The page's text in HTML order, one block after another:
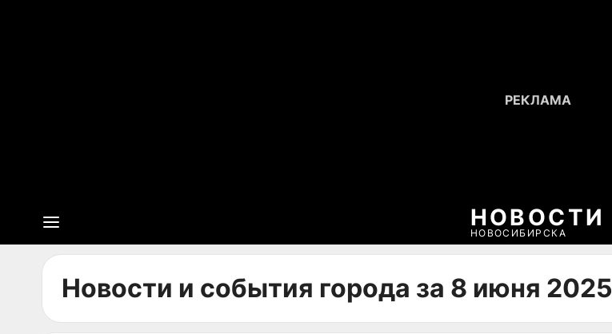
НОВОСТИ
НОВОСИБИРСКА
Новости и события города за 8 июня 2025